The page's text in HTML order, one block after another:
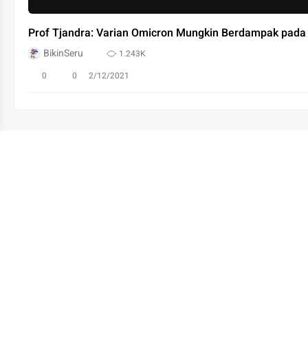
Prof Tjandra: Varian Omicron Mungkin Berdampak pada
BikinSeru
1.243K
0
0 2/12/2021